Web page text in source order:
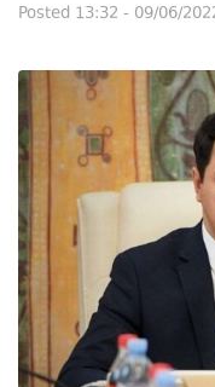
Posted 13:32 - 09/06/